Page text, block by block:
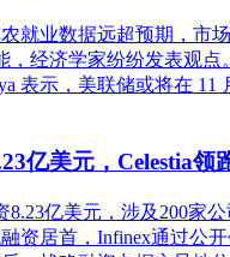
就业数据远超预期，市
，经济学家纷纷发表观点
表示，美联储或将在 11
亿美元，Celestia领
亿美元，涉及200家公
资居首，Infinex通过公